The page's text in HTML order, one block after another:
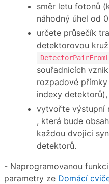
směr letu fotonů
náhodný úhel od
určete průsečík
detektorovou
souřadnicích
rozpadové
indexy detektorů),
vytvořte výstupní
, která bude
každou dvojici
detektorů.
- Naprogramovanou
parametry ze Domácí